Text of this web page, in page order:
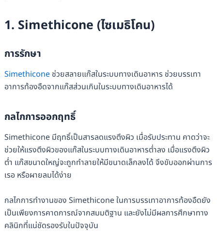
1. Simethicone (ไซเมธิโคน)
การรักษา
Simethiconeช่วยสลายแก๊สในระบบทางเดินอาหาร ช่วยบรรเทา
อาการท้องอืดจากแก๊สส่วนเกินในระบบทางเดินอาหารได้
กลไกการออกฤทธิ์
Simethicone มีฤทธิ์เป็นสารลดแรงตึงผิว เมื่อรับประทาน คาดว่าจะ
ช่วยให้แรงตึงผิวของแก๊สในระบบทางเดินอาหารต่ำลง เมื่อแรงตึงผิว
ต่ำ แก๊สขนาดใหญ่จะถูกทำลายให้มีขนาดเล็กลงได้ จึงขับออกผ่านการ
เรอ หรือผายลมได้ง่าย
กลไกการทำงานของ Simethicone ในการบรรเทาอาการท้องอืดยัง
เป็นเพียงการคาดการณ์จากสมมติฐาน และยังไม่มีผลการศึกษาทาง
คลินิกที่แน่ชัดรองรับในปัจจุบัน